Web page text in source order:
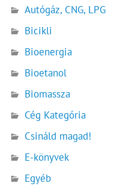
Autógáz, CNG, LPG
Bicikli
Bioenergia
Bioetanol
Biomassza
Cég Kategória
Csináld magad!
E-könyvek
Egyéb